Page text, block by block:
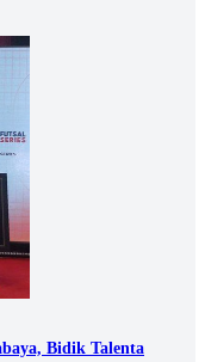
Bidik Talenta